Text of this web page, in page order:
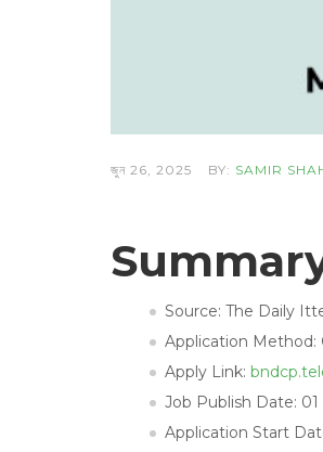
জুন 26, 2025 BY: SAMIR
Source: The Daily
Application Method:
Apply Link:
Job Publish Date: 01
Application Start